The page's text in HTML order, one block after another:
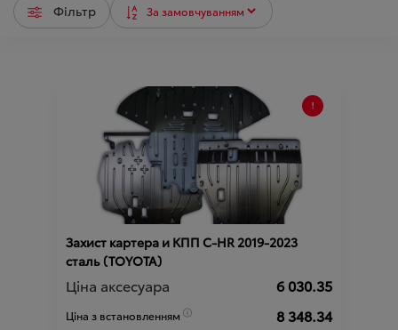
Фільтр
Захист картера и КПП C-HR 2019-2023
сталь (TOYOTA)
Ціна аксесуара 6 030.35
Ціна з встановленням 8 348.34